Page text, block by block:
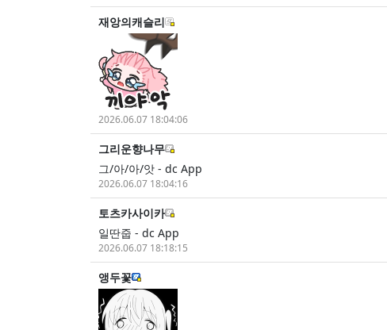
재앙의캐슬리
2026.06.07 18:04:06
그리운향나무
그/아/아/앗 - dc App
2026.06.07 18:04:16
토츠카사이카
일딴줍 - dc App
2026.06.07 18:18:15
앵두꽃